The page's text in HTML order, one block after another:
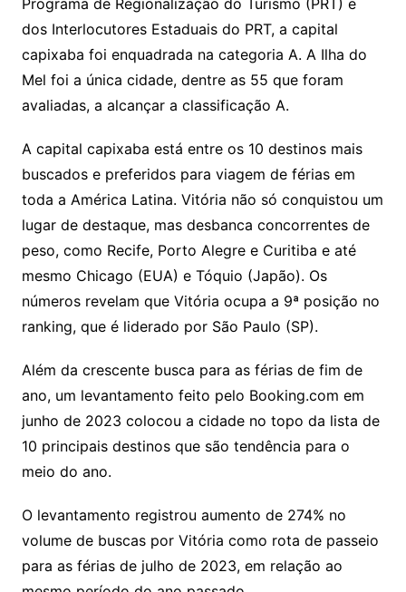
Programa de Regionalização do Turismo (PRT) e
dos Interlocutores Estaduais do PRT, a capital
capixaba foi enquadrada na categoria A. A Ilha do
Mel foi a única cidade, dentre as 55 que foram
avaliadas, a alcançar a classificação A.
A capital capixaba está entre os 10 destinos mais
buscados e preferidos para viagem de férias em
toda a América Latina. Vitória não só conquistou um
lugar de destaque, mas desbanca concorrentes de
peso, como Recife, Porto Alegre e Curitiba e até
mesmo Chicago (EUA) e Tóquio (Japão). Os
números revelam que Vitória ocupa a 9ª posição no
ranking, que é liderado por São Paulo (SP).
Além da crescente busca para as férias de fim de
ano, um levantamento feito pelo Booking.com em
junho de 2023 colocou a cidade no topo da lista de
10 principais destinos que são tendência para o
meio do ano.
O levantamento registrou aumento de 274% no
volume de buscas por Vitória como rota de passeio
para as férias de julho de 2023, em relação ao